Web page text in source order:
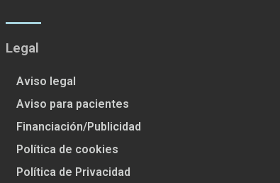
Legal
Aviso legal
Aviso para pacientes
Financiación/Publicidad
Política de cookies
Política de Privacidad